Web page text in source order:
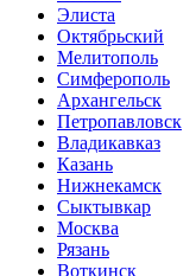
Элиста
Октябрьский
Мелитополь
Симферополь
Архангельск
Петропавловск
Владикавказ
Казань
Нижнекамск
Сыктывкар
Москва
Рязань
Воткинск